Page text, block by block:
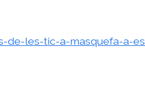
les-tic-a-masquefa-a-